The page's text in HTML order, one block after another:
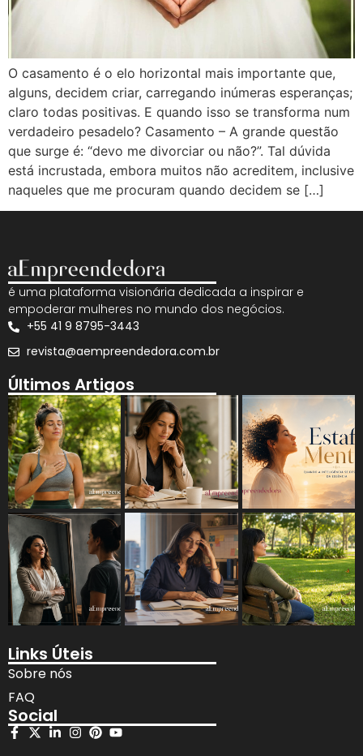
O casamento é o elo horizontal mais importante que,
alguns, decidem criar, carregando inúmeras esperanças;
claro todas positivas. E quando isso se transforma num
verdadeiro pesadelo? Casamento – A grande questão
que surge é: “devo me divorciar ou não?”. Tal dúvida
está incrustada, embora muitos não acreditem, inclusive
naqueles que me procuram quando decidem se […]
é uma plataforma visionária dedicada a inspirar e
empoderar mulheres no mundo dos negócios.
+55 41 9 8795-3443
revista@aempreendedora.com.br
Últimos Artigos
Links Úteis
Sobre nós
FAQ
Social